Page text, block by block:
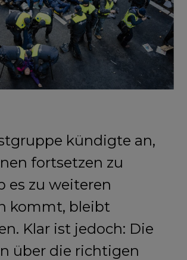
kündigte an,
fortsetzen zu
es zu weiteren
kommt, bleibt
Klar ist jedoch: Die
über die richtigen